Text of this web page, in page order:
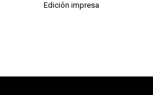
Edición impresa